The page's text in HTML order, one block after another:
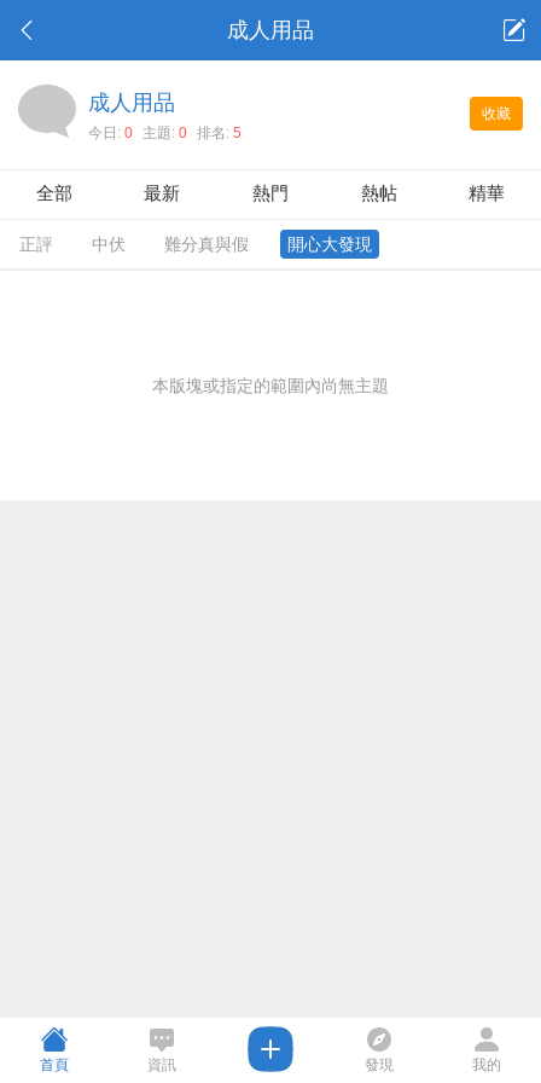
成人用品
收藏
成人用品
今日: 0 主題: 0 排名: 5
全部 最新 熱門 熱帖 精華
正評 中伏 難分真與假 開心大發現
本版塊或指定的範圍內尚無主題
首頁 資訊 發現 我的